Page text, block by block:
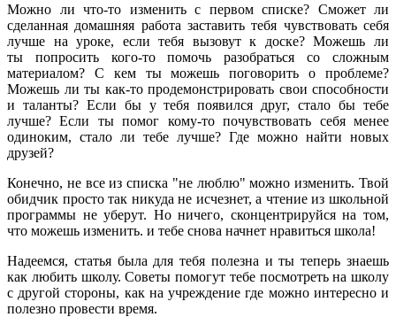
Можно ли что-то изменить с первом списке? Сможет ли
сделанная домашняя работа заставить тебя чувствовать себя
лучше на уроке, если тебя вызовут к доске? Можешь ли
ты попросить кого-то помочь разобраться со сложным
материалом? С кем ты можешь поговорить о проблеме?
Можешь ли ты как-то продемонстрировать свои способности
и таланты? Если бы у тебя появился друг, стало бы тебе
лучше? Если ты помог кому-то почувствовать себя менее
одиноким, стало ли тебе лучше? Где можно найти новых
друзей?
Конечно, не все из списка "не люблю" можно изменить. Твой
обидчик просто так никуда не исчезнет, а чтение из школьной
программы не уберут. Но ничего, сконцентрируйся на том,
что можешь изменить. и тебе снова начнет нравиться школа!
Надеемся, статья была для тебя полезна и ты теперь знаешь
как любить школу. Советы помогут тебе посмотреть на школу
с другой стороны, как на учреждение где можно интересно и
полезно провести время.